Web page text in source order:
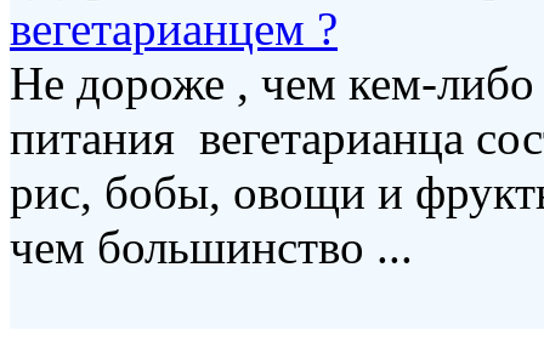
вегетарианцем ?
Не дороже , чем кем-
питания вегетарианца
рис, бобы, овощи и
чем большинство ...